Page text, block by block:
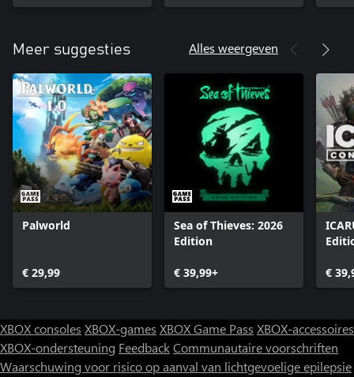
Meer suggesties Alles weergeven
Palworld
€ 29,99
Sea of Thieves: 2026
Edition
€ 39,99+ €
XBOX consoles XBOX-games XBOX Game Pass XBOX-accessoires
XBOX-ondersteuning FeedbackCommunautaire voorschriften
Waarschuwing voor risico op aanval van lichtgevoelige epilepsie